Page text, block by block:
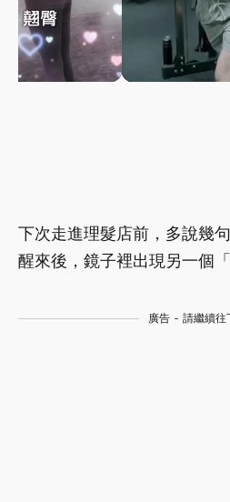
下次走進理髮店前，多說幾
醒來後，鏡子裡出現另一個「
廣告 - 請繼續往